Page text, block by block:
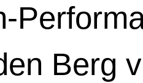
Berg